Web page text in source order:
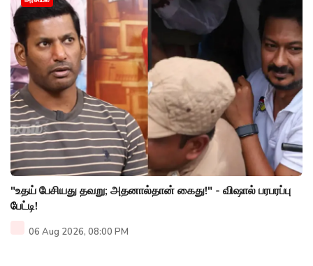
"உதய் பேசியது தவறு; அதனால்தான் கைது!" - விஷால் பரபரப்பு
பேட்டி!
06 Aug 2026, 08:00 PM